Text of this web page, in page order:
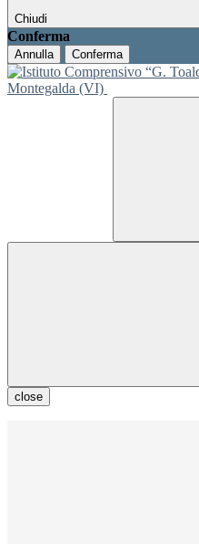
Chiudi
Conferma
Annulla Conferma
Montegalda (VI)
close